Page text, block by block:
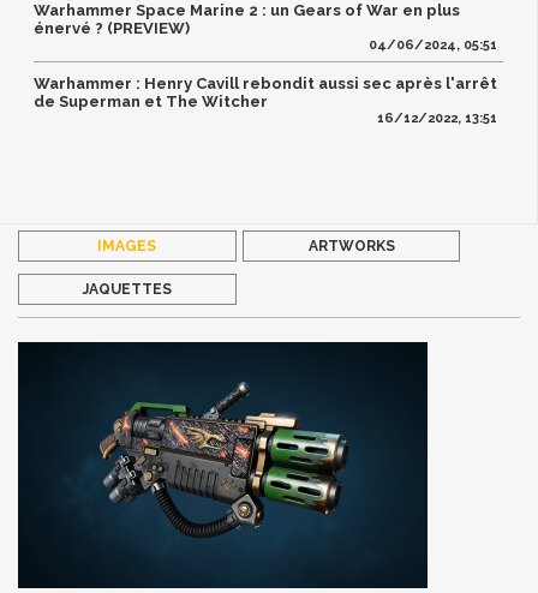
Warhammer Space Marine 2 : un Gears of War en plus
énervé ? (PREVIEW)
04/06/2024, 05:51
Warhammer : Henry Cavill rebondit aussi sec après l'arrêt
de Superman et The Witcher
16/12/2022, 13:51
IMAGES ARTWORKS
JAQUETTES